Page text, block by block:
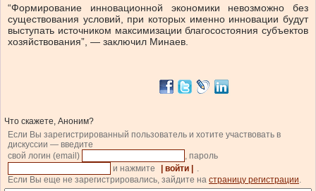
“Формирование инновационной экономики невозможно без
существования условий, при которых именно инновации будут
выступать источником максимизации благосостояния субъектов
хозяйствования”, — заключил Минаев.
Что скажете, Аноним?
Если Вы зарегистрированный пользователь и хотите участвовать в
дискуссии — введите
свой логин (email)
, пароль
и нажмите
| войти |
.
Если Вы еще не зарегистрировались, зайдите на страницу регистрации.